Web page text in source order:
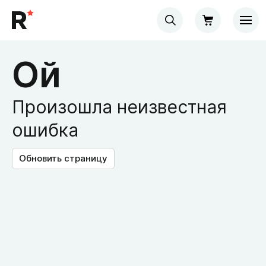
Ой
Произошла неизвестная
ошибка
Обновить страницу